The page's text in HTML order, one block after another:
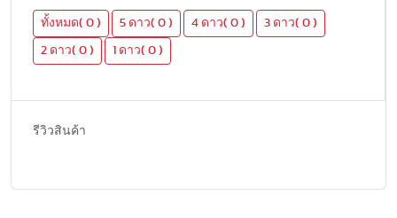
ทั้งหมด( 0 ) 5 ดาว( 0 ) 4 ดาว( 0 ) 3 ดาว( 0 )
2 ดาว( 0 ) 1 ดาว( 0 )
รีวิวสินค้า